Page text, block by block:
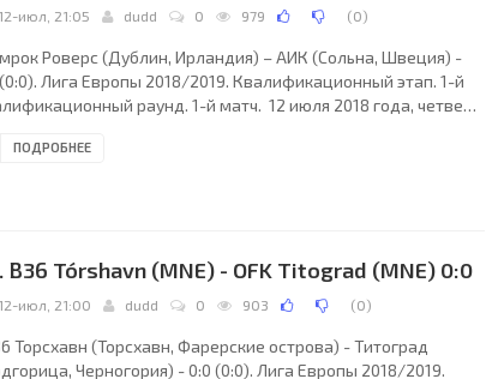
12-июл, 21:05 dudd 0 979 (0)
Роверс (Дублин, Ирландия) – АИК (Сольна, Швеция) -
Лига Европы 2018/2019. Квалификационный этап. 1-й
раунд. 1-й матч. 12 июля 2018 года, четверг.
зрителей (33 % при вместимости 8600). Главный судья:
ПОДРОБНЕЕ
B36 Tórshavn (MNE) - OFK Titograd (MNE) 0:0
12-июл, 21:00 dudd 0 903 (0)
Торсхавн (Торсхавн, Фарерские острова) - Титоград
Черногория) - 0:0 (0:0). Лига Европы 2018/2019.